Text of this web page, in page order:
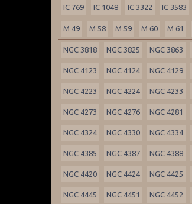
IC 769 IC 1048 IC 3322 IC 3583
M 49 M 58 M 59 M 60 M 61
NGC 3818 NGC 3825 NGC 3863
NGC 4123 NGC 4124 NGC 4129
NGC 4223 NGC 4224 NGC 4233
NGC 4273 NGC 4276 NGC 4281
NGC 4324 NGC 4330 NGC 4334
NGC 4385 NGC 4387 NGC 4388
NGC 4420 NGC 4424 NGC 4425
NGC 4445 NGC 4451 NGC 4452